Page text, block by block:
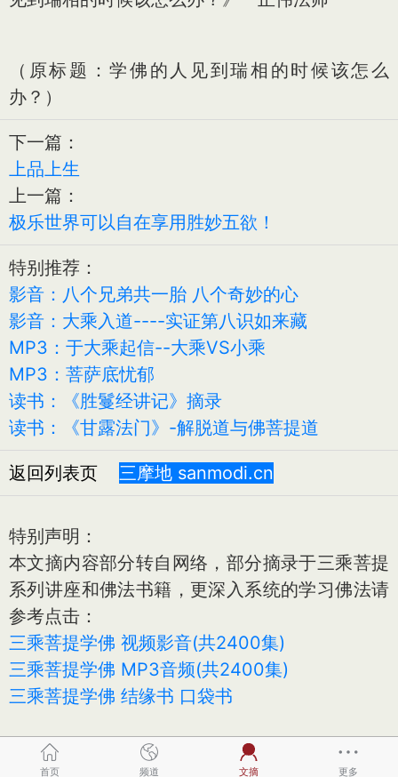
（原标题：学佛的人见到瑞相的时候该怎么
办？）
下一篇：
上品上生
上一篇：
极乐世界可以自在享用胜妙五欲！
特别推荐：
影音：八个兄弟共一胎 八个奇妙的心
影音：大乘入道----实证第八识如来藏
MP3：于大乘起信--大乘VS小乘
MP3：菩萨底忧郁
读书：《胜鬘经讲记》摘录
读书：《甘露法门》-解脱道与佛菩提道
返回列表页 三摩地 sanmodi.cn
特别声明：
本文摘内容部分转自网络，部分摘录于三乘菩提
系列讲座和佛法书籍，更深入系统的学习佛法请
参考点击：
三乘菩提学佛 视频影音(共2400集)
三乘菩提学佛 MP3音频(共2400集)
三乘菩提学佛 结缘书 口袋书
首页 频道 文摘 更多